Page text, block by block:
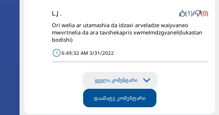
L.J . (1)/ (0)
Ori welia ar utamashia da idzaxi arveladze waiyvaneo
mwvrtnelia da ara tavshekapris xwmelmdzgvaneli(lukastan
bodishi)
6:49:32 AM 3/31/2022
ყველა კომენტარი
დაამატე კომენტარი